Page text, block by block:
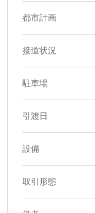
都市計画
接道状況
駐車場
引渡日
設備
取引形態